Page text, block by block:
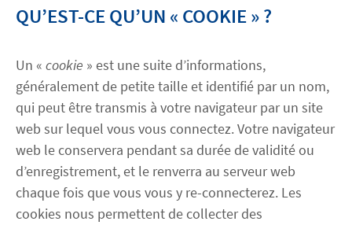
QU’EST-CE QU’UN « COOKIE » ?
Un « cookie » est une suite d’informations,
généralement de petite taille et identifié par un nom,
qui peut être transmis à votre navigateur par un site
web sur lequel vous vous connectez. Votre navigateur
web le conservera pendant sa durée de validité ou
d’enregistrement, et le renverra au serveur web
chaque fois que vous vous y re-connecterez. Les
cookies nous permettent de collecter des